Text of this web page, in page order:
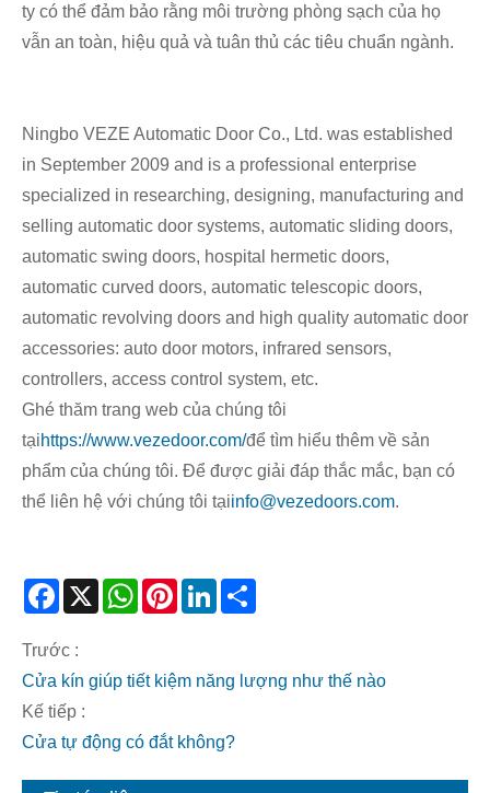
ty có thể đảm bảo rằng môi trường phòng sạch của họ
vẫn an toàn, hiệu quả và tuân thủ các tiêu chuẩn ngành.
Ningbo VEZE Automatic Door Co., Ltd. was established
in September 2009 and is a professional enterprise
specialized in researching, designing, manufacturing and
selling automatic door systems, automatic sliding doors,
automatic swing doors, hospital hermetic doors,
automatic curved doors, automatic telescopic doors,
automatic revolving doors and high quality automatic door
accessories: auto door motors, infrared sensors,
controllers, access control system, etc.
Ghé thăm trang web của chúng tôi
tạihttps://www.vezedoor.com/để tìm hiểu thêm về sản
phẩm của chúng tôi. Để được giải đáp thắc mắc, bạn có
thể liên hệ với chúng tôi tạiinfo@vezedoors.com.
Facebook
X WhatsAppPinterestLinkedIn
Trước :
Cửa kín giúp tiết kiệm năng lượng như thế nào
Kế tiếp :
Cửa tự động có đắt không?